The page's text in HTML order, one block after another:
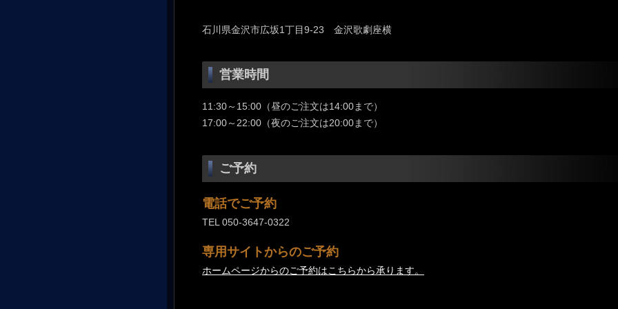
石川県金沢市広坂1丁目9-23 金沢歌劇座横
営業時間
11:30～15:00（昼のご注文は14:00まで）
17:00～22:00（夜のご注文は20:00まで）
ご予約
電話でご予約
TEL 050-3647-0322
専用サイトからのご予約
ホームページからのご予約はこちらから承ります。